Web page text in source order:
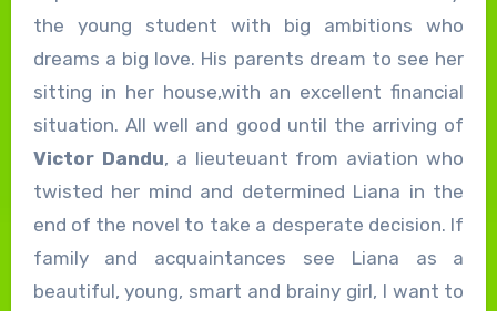
the young student with big ambitions who
dreams a big love. His parents dream to see her
sitting in her house,with an excellent financial
situation. All well and good until the arriving of
Victor Dandu, a lieuteuant from aviation who
twisted her mind and determined Liana in the
end of the novel to take a desperate decision. If
family and acquaintances see Liana as a
beautiful, young, smart and brainy girl, I want to